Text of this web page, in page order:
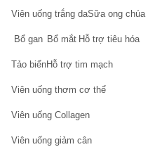
Viên uống trắng daSữa ong chúa
Bổ gan Bổ mắt Hỗ trợ tiêu hóa
Tảo biểnHỗ trợ tim mạch
Viên uống thơm cơ thể
Viên uống Collagen
Viên uống giảm cân